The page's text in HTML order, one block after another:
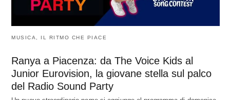
MUSICA, IL RITMO CHE PIACE
Ranya a Piacenza: da The Voice Kids al
Junior Eurovision, la giovane stella sul palco
del Radio Sound Party